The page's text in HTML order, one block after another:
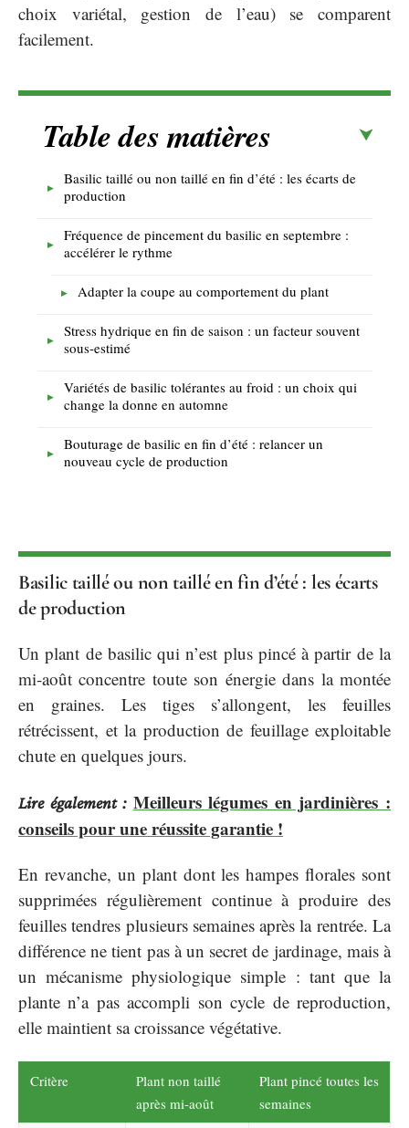
choix variétal, gestion de l’eau) se comparent
facilement.
Table des matières
Basilic taillé ou non taillé en fin d’été : les écarts de
production
Fréquence de pincement du basilic en septembre :
accélérer le rythme
Adapter la coupe au comportement du plant
Stress hydrique en fin de saison : un facteur souvent
sous-estimé
Variétés de basilic tolérantes au froid : un choix qui
change la donne en automne
Bouturage de basilic en fin d’été : relancer un
nouveau cycle de production
Basilic taillé ou non taillé en fin d’été : les écarts
de production
Un plant de basilic qui n’est plus pincé à partir de la
mi-août concentre toute son énergie dans la montée
en graines. Les tiges s’allongent, les feuilles
rétrécissent, et la production de feuillage exploitable
chute en quelques jours.
Lire également : Meilleurs légumes en jardinières :
conseils pour une réussite garantie !
En revanche, un plant dont les hampes florales sont
supprimées régulièrement continue à produire des
feuilles tendres plusieurs semaines après la rentrée. La
différence ne tient pas à un secret de jardinage, mais à
un mécanisme physiologique simple : tant que la
plante n’a pas accompli son cycle de reproduction,
elle maintient sa croissance végétative.
Critère
Plant non taillé
après mi-août
Plant pincé toutes les
semaines